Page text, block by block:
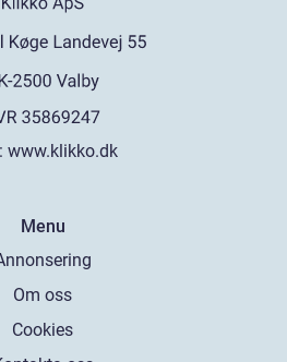
www.klikko.dk
Menu
Om oss
Cookies